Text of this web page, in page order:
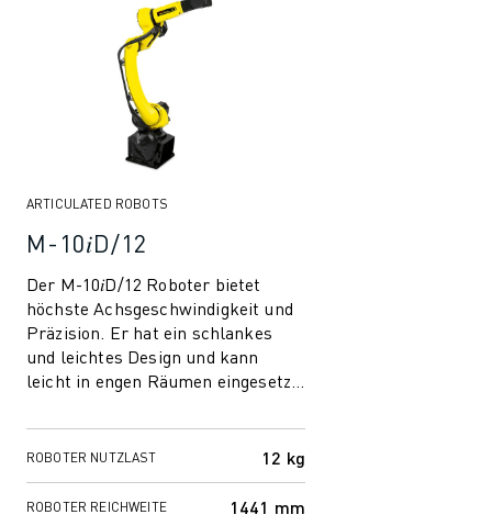
ARTICULATED ROBOTS
M-10𝑖D/12
Der M-10𝑖D/12 Roboter bietet
höchste Achsgeschwindigkeit und
Präzision. Er hat ein schlankes
und leichtes Design und kann
leicht in engen Räumen eingesetzt
erhöhen. ...
ROBOTER NUTZLAST 12 kg
ROBOTER REICHWEITE 1441 mm